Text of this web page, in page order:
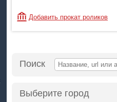
Добавить прокат роликов
Поиск
Выберите город